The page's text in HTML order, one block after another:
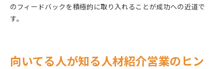
のフィードバックを積極的に取り入れることが成功への近道で
す。
向いてる人が知る人材紹介営業のヒン